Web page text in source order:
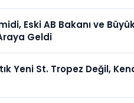
Eski AB Bakanı ve
Geldi
Yeni St. Tropez Değil,